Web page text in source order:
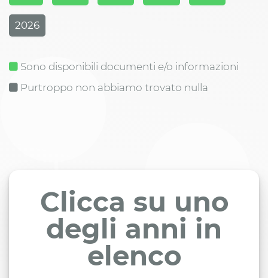
2026
Sono disponibili documenti e/o informazioni
Purtroppo non abbiamo trovato nulla
Clicca su uno
degli anni in
elenco